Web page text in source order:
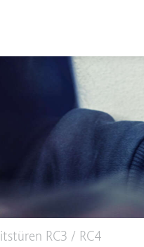
RC3 / RC4